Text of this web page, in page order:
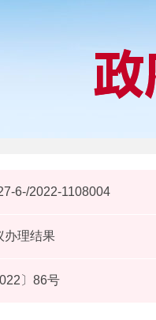
6-/2022-1108004
办理结果
〕86号